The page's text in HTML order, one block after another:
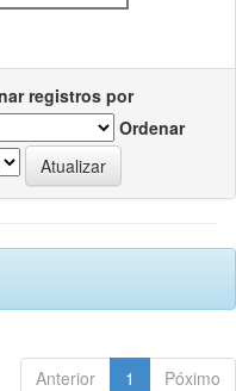
registros por
Ordenar
Anterior 1 Póximo